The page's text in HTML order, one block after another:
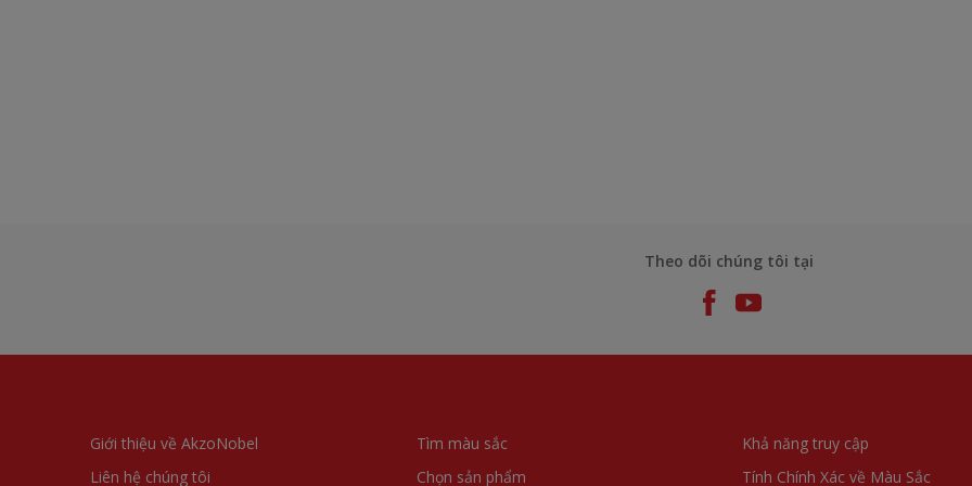
Theo dõi chúng tôi tại
Giới thiệu về AkzoNobel
Liên hệ chúng tôi
Tìm màu sắc
Chọn sản phẩm
Khả năng truy cập
Tính Chính Xác về Màu Sắc